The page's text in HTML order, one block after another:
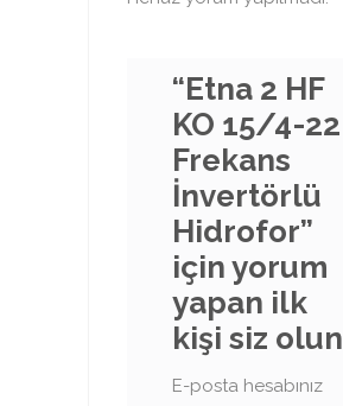
“Etna 2 HF
KO 15/4-22
Frekans
İnvertörlü
Hidrofor”
için yorum
yapan ilk
kişi siz olun
E-posta hesabınız